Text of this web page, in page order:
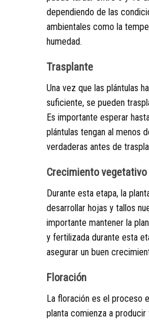
dependiendo de las
ambientales como la
humedad.
Trasplante
Una vez que las plántulas
suficiente, se pueden
Es importante esperar
plántulas tengan al menos
verdaderas antes de
Crecimiento vegetativo
Durante esta etapa, la
desarrollar hojas y tallos
importante mantener la
y fertilizada durante esta
asegurar un buen
Floración
La floración es el proceso
planta comienza a producir